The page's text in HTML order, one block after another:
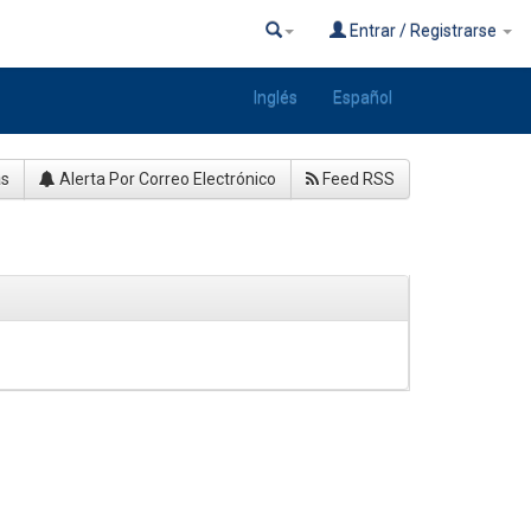
Entrar / Registrarse
Inglés Español
Alerta Por Correo Electrónico Feed RSS